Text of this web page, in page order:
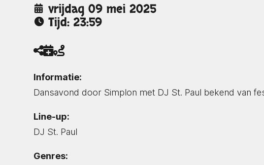
vrijdag 09 mei 2025
Tijd: 23:59
Informatie:
Dansavond door Simplon met DJ St. Paul bekend van
Line-up:
DJ St. Paul
Genres: